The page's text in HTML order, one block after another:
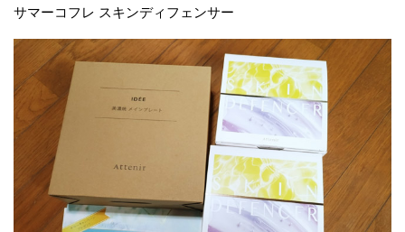
サマーコフレ スキンディフェンサー